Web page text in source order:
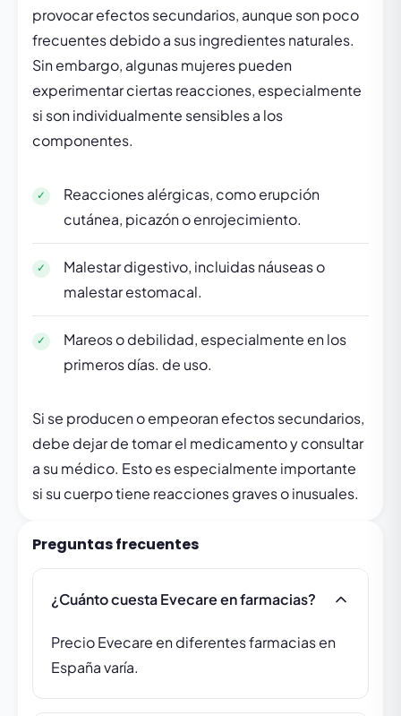
provocar efectos secundarios, aunque son poco
frecuentes debido a sus ingredientes naturales.
Sin embargo, algunas mujeres pueden
experimentar ciertas reacciones, especialmente
si son individualmente sensibles a los
componentes.
Reacciones alérgicas, como erupción
cutánea, picazón o enrojecimiento.
Malestar digestivo, incluidas náuseas o
malestar estomacal.
Mareos o debilidad, especialmente en los
primeros días. de uso.
Si se producen o empeoran efectos secundarios,
debe dejar de tomar el medicamento y consultar
a su médico. Esto es especialmente importante
si su cuerpo tiene reacciones graves o inusuales.
Preguntas frecuentes
¿Cuánto cuesta Evecare en farmacias?
Precio Evecare en diferentes farmacias en
España varía.